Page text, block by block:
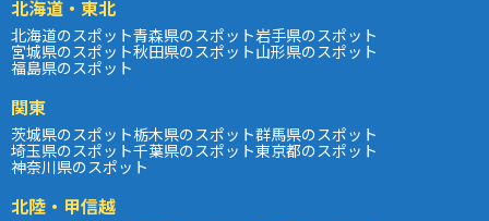
北海道・東北
北海道のスポット青森県のスポット岩手県のスポット
宮城県のスポット秋田県のスポット山形県のスポット
福島県のスポット
関東
茨城県のスポット栃木県のスポット群馬県のスポット
埼玉県のスポット千葉県のスポット東京都のスポット
神奈川県のスポット
北陸・甲信越